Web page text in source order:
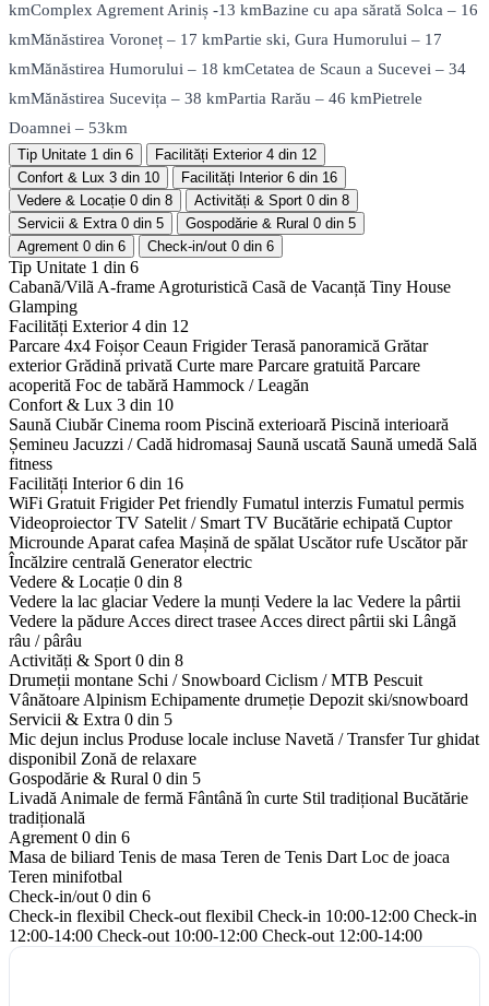
kmComplex Agrement Ariniș -13 kmBazine cu apa sărată Solca – 16
kmMănăstirea Voroneț – 17 kmPartie ski, Gura Humorului – 17
kmMănăstirea Humorului – 18 kmCetatea de Scaun a Sucevei – 34
kmMănăstirea Sucevița – 38 kmPartia Rarău – 46 kmPietrele
Doamnei – 53km
Tip Unitate 1 din 6 Facilități Exterior 4 din 12
Confort & Lux 3 din 10 Facilități Interior 6 din 16
Vedere & Locație 0 din 8 Activități & Sport 0 din 8
Servicii & Extra 0 din 5 Gospodărie & Rural 0 din 5
Agrement 0 din 6 Check-in/out 0 din 6
Tip Unitate 1 din 6
Cabanã/Vilã A-frame Agroturisticã Casã de Vacanță Tiny House
Glamping
Facilități Exterior4 din 12
Parcare 4x4 Foișor Ceaun Frigider Terasă panoramică Grătar
exterior Grădină privată Curte mare Parcare gratuită Parcare
acoperită Foc de tabără Hammock / Leagăn
Confort & Lux 3 din 10
Saună Ciubăr Cinema room Piscină exterioară Piscină interioară
Șemineu Jacuzzi / Cadă hidromasaj Saună uscată Saună umedă Sală
fitness
Facilități Interior6 din 16
WiFi Gratuit Frigider Pet friendly Fumatul interzis Fumatul permis
Videoproiector TV Satelit / Smart TV Bucătărie echipată Cuptor
Microunde Aparat cafea Mașină de spălat Uscător rufe Uscător păr
Încălzire centrală Generator electric
Vedere & Locație 0 din 8
Vedere la lac glaciar Vedere la munți Vedere la lac Vedere la pârtii
Vedere la pădure Acces direct trasee Acces direct pârtii ski Lângă
râu / pârâu
Activități & Sport 0 din 8
Drumeții montane Schi / Snowboard Ciclism / MTB Pescuit
Vânătoare Alpinism Echipamente drumeție Depozit ski/snowboard
Servicii & Extra 0 din 5
Mic dejun inclus Produse locale incluse Navetă / Transfer Tur ghidat
disponibil Zonă de relaxare
Gospodărie & Rural 0 din 5
Livadă Animale de fermă Fântână în curte Stil tradițional Bucătărie
tradițională
Agrement 0 din 6
Masa de biliard Tenis de masa Teren de Tenis Dart Loc de joaca
Teren minifotbal
Check-in/out 0 din 6
Check-in flexibil Check-out flexibil Check-in 10:00-12:00 Check-in
12:00-14:00 Check-out 10:00-12:00 Check-out 12:00-14:00